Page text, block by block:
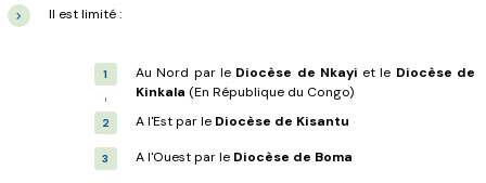
Il est limité :
Au Nord par le Diocèse de Nkayi et le Diocèse de
Kinkala (En République du Congo)
A l'Est par le Diocèse de Kisantu
A l'Ouest par le Diocèse de Boma